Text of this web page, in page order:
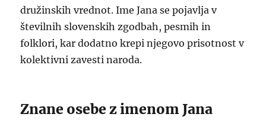
družinskih vrednot. Ime Jana se pojavlja v
številnih slovenskih zgodbah, pesmih in
folklori, kar dodatno krepi njegovo prisotnost v
kolektivni zavesti naroda.
Znane osebe z imenom Jana